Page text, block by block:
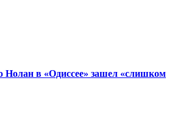
Нолан в «Одиссее» зашел «слишком